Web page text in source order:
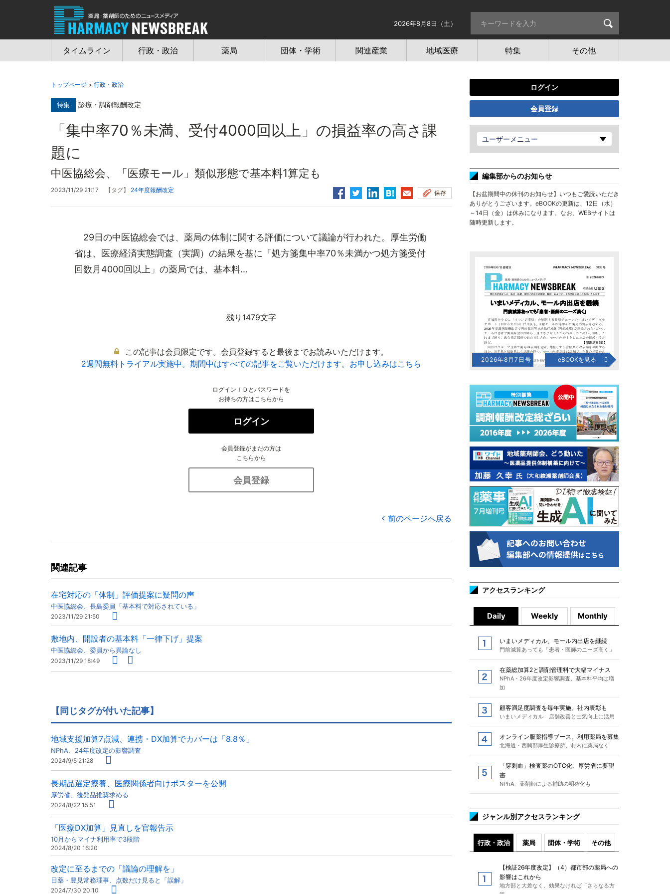
2026年8月8日（土）
タイムライン 行政・政治 薬局 団体・学術 関連産業 地域医療 特集 その他
トップページ > 行政・政治
特集 診療・調剤報酬改定
「集中率70％未満、受付4000回以上」の損益率の高さ課
題に
中医協総会、「医療モール」類似形態で基本料1算定も
2023/11/29 21:17 【タグ】 24年度報酬改定 保存
29日の中医協総会では、薬局の体制に関する評価について議論が行われた。厚生労働
省は、医療経済実態調査（実調）の結果を基に「処方箋集中率70％未満かつ処方箋受付
回数月4000回以上」の薬局では、基本料...
残り1479文字
この記事は会員限定です。会員登録すると最後までお読みいただけます。
2週間無料トライアル実施中。期間中はすべての記事をご覧いただけます。お申し込みはこちら
ログインＩＤとパスワードを
お持ちの方はこちらから
ログイン
会員登録がまだの方は
こちらから
会員登録
前のページへ戻る
関連記事
在宅対応の「体制」評価提案に疑問の声
中医協総会、長島委員「基本料で対応されている」
2023/11/29 21:50
敷地内、開設者の基本料「一律下げ」提案
中医協総会、委員から異論なし
2023/11/29 18:49
【同じタグが付いた記事】
地域支援加算7点減、連携・DX加算でカバーは「8.8％」
NPhA、24年度改定の影響調査
2024/9/5 21:28
長期品選定療養、医療関係者向けポスターを公開
厚労省、後発品推奨求める
2024/8/22 15:51
「医療DX加算」見直しを官報告示
10月からマイナ利用率で3段階
2024/8/20 16:20
改定に至るまでの「議論の理解を」
日薬・豊見常務理事、点数だけ見ると「誤解」
2024/7/30 20:10
ログイン
会員登録
ユーザーメニュー
編集部からのお知らせ
【お盆期間中の休刊のお知らせ】いつもご愛読いただき
ありがとうございます。eBOOKの更新は、12日（水）
～14日（金）は休みになります。なお、WEBサイトは
随時更新します。
2026年8月7日号 eBOOKを見る
アクセスランキング
Daily Weekly Monthly
いまいメディカル、モール内出店を継続
門前減算あっても「患者・医師のニーズ高く」
在薬総加算2と調剤管理料で大幅マイナス
NPhA・26年度改定影響調査、基本料平均は増
加
顧客満足度調査を毎年実施、社内表彰も
いまいメディカル 店舗改善と士気向上に活用
オンライン服薬指導ブース、利用薬局を募集
北海道・西興部厚生診療所、村内に薬局なく
「穿刺血」検査薬のOTC化、厚労省に要望
書
NPhA、薬剤師による補助の明確化も
ジャンル別アクセスランキング
行政・政治 薬局 団体・学術 その他
【検証26年度改定】（4）都市部の薬局への
影響はこれから
地方部と大差なく、効果なければ「さらなる方